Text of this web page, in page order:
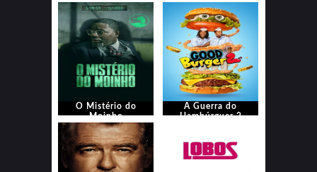
O Mistério do
Moinho
A Guerra do
Hambúrguer 2